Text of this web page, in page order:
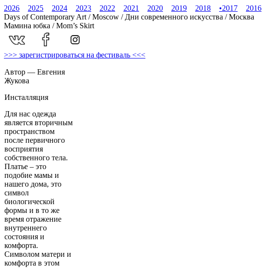
2026 2025 2024 2023 2022 2021 2020 2019 2018 •2017 2016
Days of Contemporary Art / Moscow / Дни современного искусства / Москва
Мамина юбка / Mom’s Skirt
>>> зарегистрироваться на фестиваль <<<
Автор — Евгения
Жукова
Инсталляция
Для нас одежда
является вторичным
пространством
после первичного
восприятия
собственного тела.
Платье – это
подобие мамы и
нашего дома, это
символ
биологической
формы и в то же
время отражение
внутреннего
состояния и
комфорта.
Символом матери и
комфорта в этом